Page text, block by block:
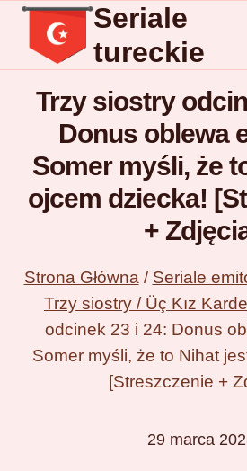
Przejdź
treści
Seriale
tureckie
Trzy siostry
Donus oblewa
Somer myśli, że
ojcem dziecka!
+
Strona Główna / Seriale
Trzy siostry / Üç Kız
odcinek 23 i 24: Donus
Somer myśli, że to Nihat
[Streszczenie +
29 marca